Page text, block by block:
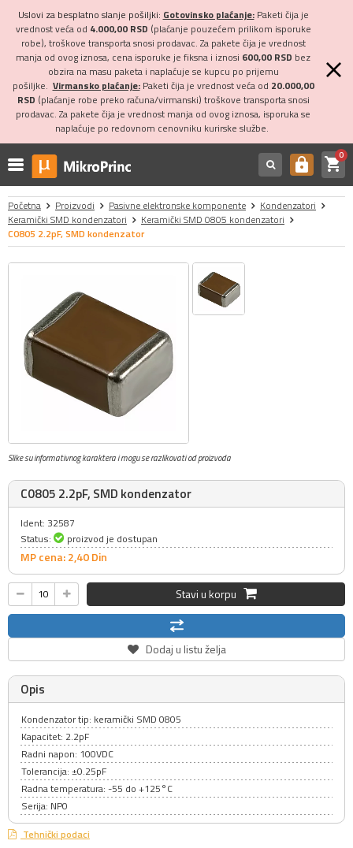
Uslovi za besplatno slanje pošiljki: Gotovinsko plaćanje:Paketi čija je
vrednost veća od 4.000,00 RSD (plaćanje pouzećem prilikom isporuke
robe), troškove transporta snosi prodavac. Za pakete čija je vrednost
manja od ovog iznosa, cena isporuke je fiksna i iznosi 600,00 RSD bez
obzira na masu paketa i naplaćuje se kupcu po prijemu
pošiljke. Virmansko plaćanje:Paketi čija je vrednost veća od 20.000,00
RSD (plaćanje robe preko računa/virmanski) troškove transporta snosi
prodavac. Za pakete čija je vrednost manja od ovog iznosa, isporuka se
naplaćuje po redovnom cenovniku kurirske službe.
https shopping_cart0
Početna Proizvodi Pasivne elektronske komponente
Kondenzatori
Keramički SMD kondenzatori
Keramički SMD 0805 kondenzatori
C0805 2.2pF, SMD kondenzator
Slike su informativnog karaktera i mogu se razlikovati od proizvoda
C0805 2.2pF, SMD kondenzator
Ident: 32587
Status:
proizvod je dostupan
MP cena: 2,40Din
Stavi u korpu
Dodaj u listu želja
Opis
Kondenzator tip: keramički SMD 0805
Kapacitet: 2.2pF
Radni napon: 100VDC
Tolerancija: ±0.25pF
Radna temperatura: -55 do +125°C
Serija: NP0
Tehnički podaci